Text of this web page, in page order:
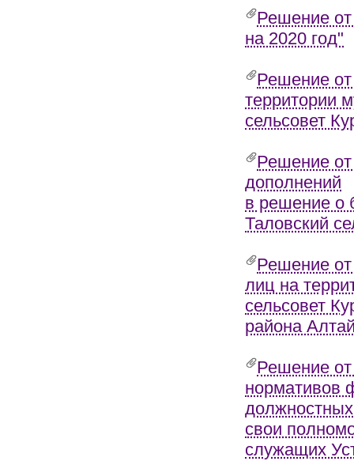
Решение
на 2020 год"
Решение
территории
сельсовет
Решение
дополнений
в решение о
Таловский
Решение
лиц на
сельсовет
района
Решение
нормативов
свои
служащих